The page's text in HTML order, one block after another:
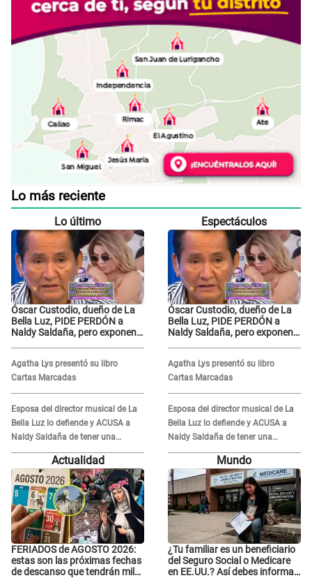
Lo más reciente
Lo último
Óscar Custodio, dueño de La
Bella Luz, PIDE PERDÓN a
Naldy Saldaña, pero exponen
grabar"
Agatha Lys presentó su libro
Cartas Marcadas
Esposa del director musical de La
Bella Luz lo defiende y ACUSA a
Naldy Saldaña de tener una
relación con él y otros integrantes
Espectáculos
Óscar Custodio, dueño de La
Bella Luz, PIDE PERDÓN a
Naldy Saldaña, pero exponen
grabar"
Agatha Lys presentó su libro
Cartas Marcadas
Esposa del director musical de La
Bella Luz lo defiende y ACUSA a
Naldy Saldaña de tener una
relación con él y otros integrantes
Actualidad
FERIADOS de AGOSTO 2026:
estas son las próximas fechas
de descanso que tendrán miles
Mundo
¿Tu familiar es un beneficiario
del Seguro Social o Medicare
en EE.UU.? Así debes informar